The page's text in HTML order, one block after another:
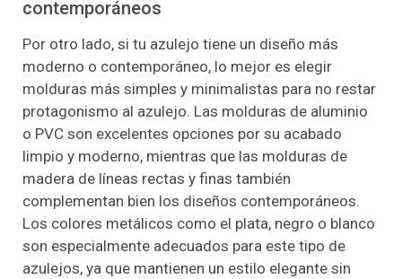
contemporáneos
Por otro lado, si tu azulejo tiene un diseño más
moderno o contemporáneo, lo mejor es elegir
molduras más simples y minimalistas para no restar
protagonismo al azulejo. Las molduras de aluminio
o PVC son excelentes opciones por su acabado
limpio y moderno, mientras que las molduras de
madera de líneas rectas y finas también
complementan bien los diseños contemporáneos.
Los colores metálicos como el plata, negro o blanco
son especialmente adecuados para este tipo de
azulejos, ya que mantienen un estilo elegante sin